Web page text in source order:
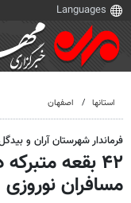
استانها اصفهان
فرماندار شهرستان آران و
۴۲ بقعه
مسافران نوروزی